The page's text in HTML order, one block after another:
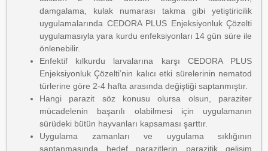
damgalama, kulak numarası takma gibi yetiştiricilik
uygulamalarında CEDORA PLUS Enjeksiyonluk Çözelti
uygulamasıyla yara kurdu enfeksiyonları 14 gün süre ile
önlenebilir.
Enfektif kılkurdu larvalarına karşı CEDORA PLUS
Enjeksiyonluk Çözelti’nin kalıcı etki sürelerinin nematod
türlerine göre 2-4 hafta arasında değiştiği saptanmıştır.
Hangi parazit söz konusu olursa olsun, paraziter
mücadelenin başarılı olabilmesi için uygulamanın
sürüdeki bütün hayvanları kapsaması şarttır.
Uygulama zamanları ve uygulama sıklığının
saptanmasında hedef parazitlerin parazitik gelişim